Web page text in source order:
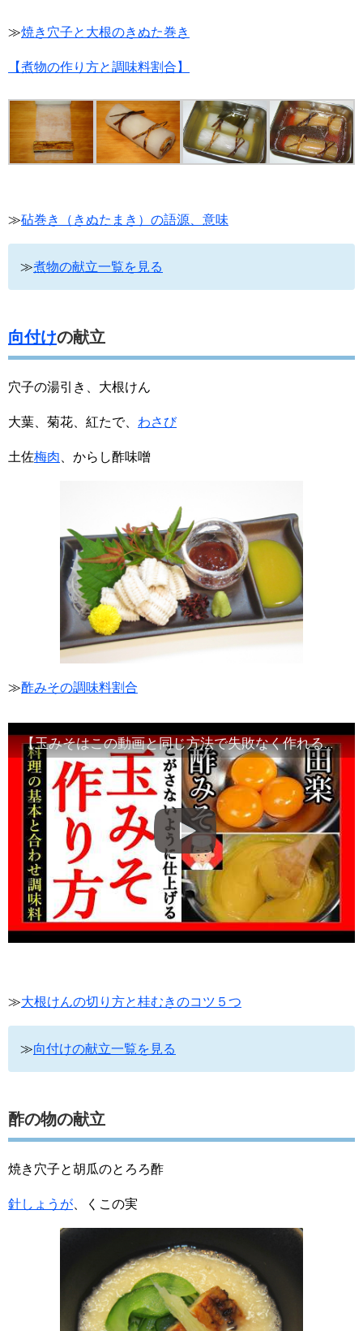
≫焼き穴子と大根のきぬた巻き
【煮物の作り方と調味料割合】
≫砧巻き（きぬたまき）の語源、意味
≫煮物の献立一覧を見る
向付けの献立
穴子の湯引き、大根けん
大葉、菊花、紅たで、 わさび
土佐梅肉 、からし酢味噌
≫酢みその調味料割合
【玉みそはこの動画と同じ方法で失敗なく作れるようになります】
≫大根けんの切り方と桂むきのコツ５つ
≫向付けの献立一覧を見る
酢の物の献立
焼き穴子と胡瓜のとろろ酢
針しょうが 、くこの実